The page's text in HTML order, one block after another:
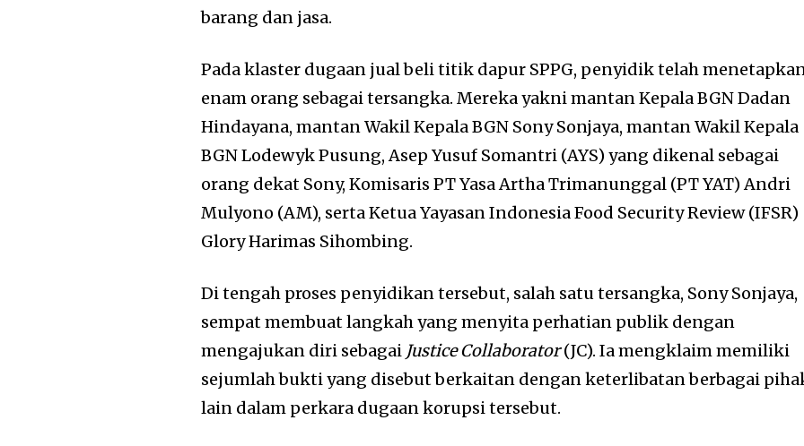
barang dan jasa.
Pada klaster dugaan jual beli titik dapur SPPG, penyidik telah
enam orang sebagai tersangka. Mereka yakni mantan Kepala BGN Dadan
Hindayana, mantan Wakil Kepala BGN Sony Sonjaya, mantan Wakil Kepala
BGN Lodewyk Pusung, Asep Yusuf Somantri (AYS) yang dikenal sebagai
orang dekat Sony, Komisaris PT Yasa Artha Trimanunggal (PT YAT) Andri
Mulyono (AM), serta Ketua Yayasan Indonesia Food Security Review (IFSR)
Glory Harimas Sihombing.
Di tengah proses penyidikan tersebut, salah satu tersangka, Sony Sonjaya,
sempat membuat langkah yang menyita perhatian publik dengan
mengajukan diri sebagai Justice Collaborator(JC). Ia mengklaim memiliki
sejumlah bukti yang disebut berkaitan dengan keterlibatan berbagai
lain dalam perkara dugaan korupsi tersebut.